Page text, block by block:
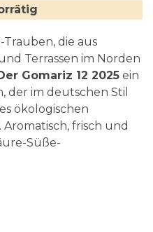
die aus
Terrassen im Norden
Gomariz 12 2025 ein
der im deutschen Stil
ökologischen
frisch und
Süße-